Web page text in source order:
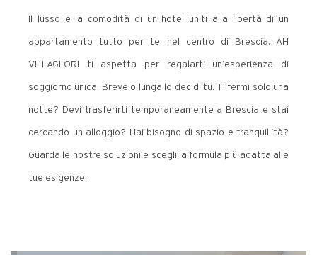
Il lusso e la comodità di un hotel uniti alla libertà di un
appartamento tutto per te nel centro di Brescia. AH
VILLAGLORI ti aspetta per regalarti un’esperienza di
soggiorno unica. Breve o lunga lo decidi tu. Ti fermi solo una
notte? Devi trasferirti temporaneamente a Brescia e stai
cercando un alloggio? Hai bisogno di spazio e tranquillità?
Guarda le nostre soluzioni e scegli la formula più adatta alle
tue esigenze.